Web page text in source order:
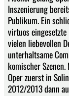
Inszenierung
Publikum. Ein
virtuos
vielen liebevollen
unterhaltsame
komischer
Oper zuerst in
2012/2013 dann